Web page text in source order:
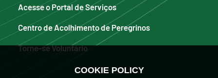
Acesse o Portal de Serviços
Centro de Acolhimento de Peregrinos
Torne-se Voluntário
COOKIE POLICY